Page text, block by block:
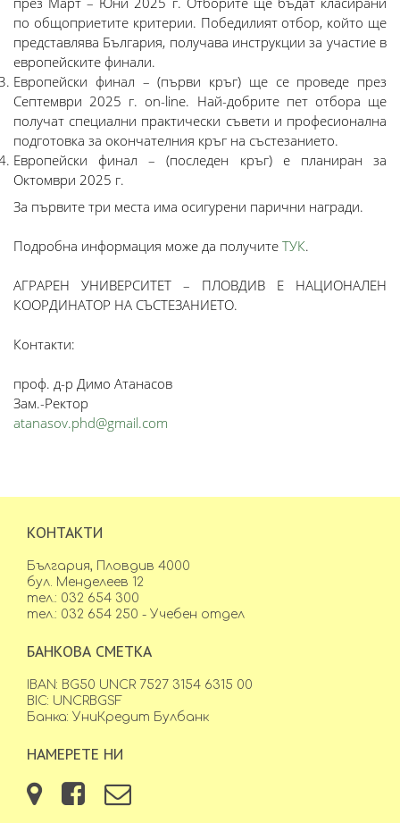
по общоприетите критерии. Победилият отбор, който ще
представлява България, получава инструкции за участие в
европейските финали.
Европейски финал – (първи кръг) ще се проведе през
Септември 2025 г. on-line. Най-добрите пет отбора ще
получат специални практически съвети и професионална
подготовка за окончателния кръг на състезанието.
Европейски финал – (последен кръг) е планиран за
Октомври 2025 г.
За първите три места има осигурени парични награди.
Подробна информация може да получите ТУК.
АГРАРЕН УНИВЕРСИТЕТ – ПЛОВДИВ Е НАЦИОНАЛЕН
КООРДИНАТОР НА СЪСТЕЗАНИЕТО.
Контакти:
проф. д-р Димо Атанасов
Зам.-Ректор
atanasov.phd@gmail.com
КОНТАКТИ
България, Пловдив 4000
бул. Менделеев 12
тел.: 032 654 300
тел.: 032 654 250 - Учебен отдел
БАНКОВА СМЕТКА
IBAN: BG50 UNCR 7527 3154 6315 00
BIC: UNCRBGSF
Банка: УниКредит Булбанк
НАМЕРЕТЕ НИ